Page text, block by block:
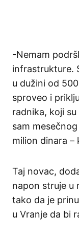
-Nemam
infrastrukture.
u dužini od
sproveo i
radnika, koji
sam
milion dinara –
Taj novac,
napon struje u
tako da je
u Vranje da bi